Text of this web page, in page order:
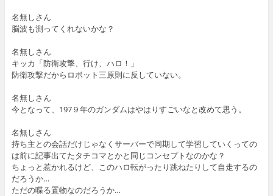
名無しさん
脳波も測ってくれないかな？
名無しさん
キッカ「防衛攻撃、行け、ハロ！」
防衛攻撃だからロボット三原則に反していない。
名無しさん
今となって、197９年のガンダムはやはりすごいなと改めて思う。
名無しさん
持ち主との会話だけじゃなくサーバーで同期して学習していくっての
は前に記事出てたタチコマとかと同じコンセプトなのかな？
ちょっと惹かれるけど、このハロ転がったり跳ねたりして自走するの
だろうか…
ただの喋る置物なのだろうか…